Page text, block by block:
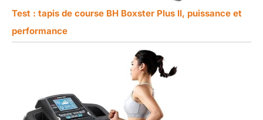
Test : tapis de course BH Boxster Plus II, puissance et
performance